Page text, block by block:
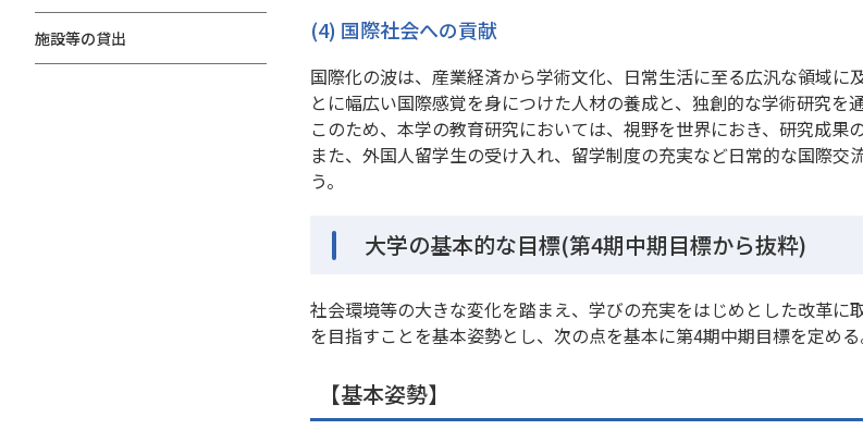
施設等の貸出 (4) 国際社会への貢献
国際化の波は、産業経済から学術文化、日常生活に至る広汎な領域
とに幅広い国際感覚を身につけた人材の養成と、独創的な学術研究を
このため、本学の教育研究においては、視野を世界におき、研究成果
また、外国人留学生の受け入れ、留学制度の充実など日常的な国際
う。
大学の基本的な目標(第4期中期目標から抜粋)
社会環境等の大きな変化を踏まえ、学びの充実をはじめとした改革
を目指すことを基本姿勢とし、次の点を基本に第4期中期目標を定める
【基本姿勢】